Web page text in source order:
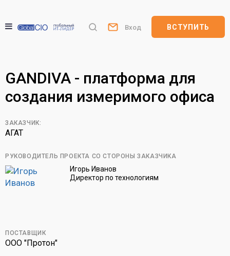
Вход ВСТУПИТЬ
GANDIVA - платформа для
создания измеримого офиса
ЗАКАЗЧИК:
АГАТ
РУКОВОДИТЕЛЬ ПРОЕКТА СО СТОРОНЫ ЗАКАЗЧИКА
Игорь Иванов
Директор по технологиям
ПОСТАВЩИК
ООО "Протон"